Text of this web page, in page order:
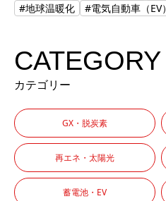
#地球温暖化
#電気自動車（EV）
CATEGORY
カテゴリー
GX・脱炭素
再エネ・太陽光
蓄電池・EV